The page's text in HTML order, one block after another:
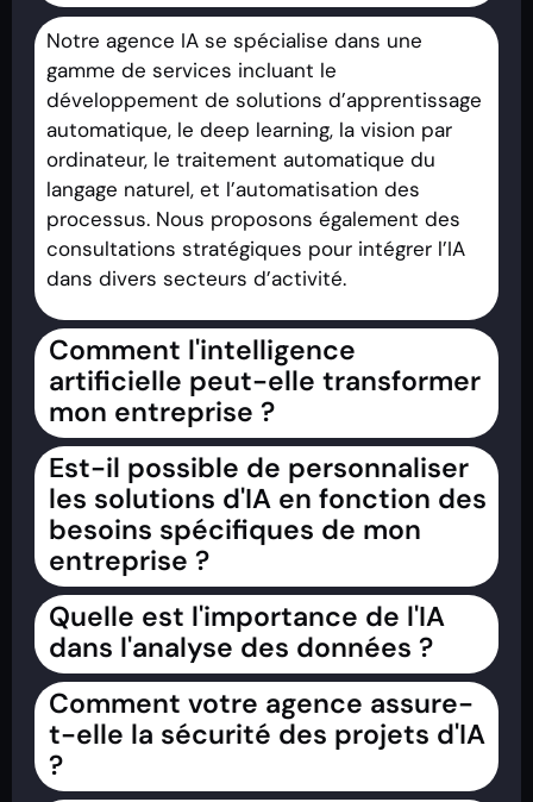
Notre agence IA se spécialise dans une
gamme de services incluant le
développement de solutions d’apprentissage
automatique, le deep learning, la vision par
ordinateur, le traitement automatique du
langage naturel, et l’automatisation des
processus. Nous proposons également des
consultations stratégiques pour intégrer l’IA
dans divers secteurs d’activité.
Comment l'intelligence
artificielle peut-elle transformer
mon entreprise ?
Est-il possible de personnaliser
les solutions d'IA en fonction des
besoins spécifiques de mon
entreprise ?
Quelle est l'importance de l'IA
dans l'analyse des données ?
Comment votre agence assure-
t-elle la sécurité des projets d'IA
?